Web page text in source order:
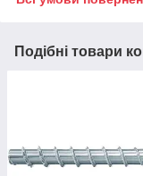
Подібні товари